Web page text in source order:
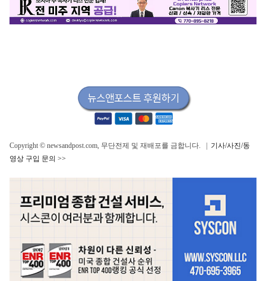
Copyright © newsandpost.com, 무단전제 및 재배포를 금합니다. | 기사/사진/동
영상 구입 문의 >>